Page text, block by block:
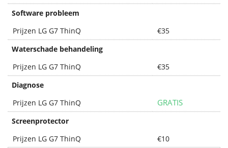
Software probleem
Prijzen LG G7 ThinQ
€35
Waterschade behandeling
Prijzen LG G7 ThinQ
€35
Diagnose
Prijzen LG G7 ThinQ
GRATIS
Screenprotector
Prijzen LG G7 ThinQ
€10